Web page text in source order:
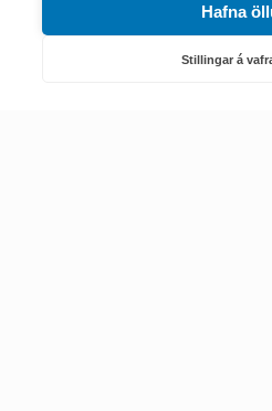
Hafna
Stillingar á
Náttúruverndarstofnun
Veiðimál, friðlýst svæði,